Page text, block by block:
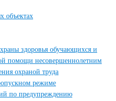
объектах
здоровья обучающихся и
помощи несовершеннолетним
охраной труда
режиме
по предупреждению